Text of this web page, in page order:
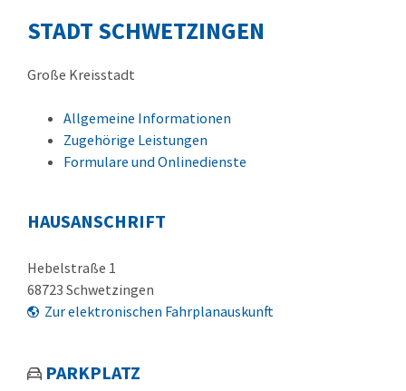
STADT SCHWETZINGEN
Große Kreisstadt
Allgemeine Informationen
Zugehörige Leistungen
Formulare und Onlinedienste
HAUSANSCHRIFT
Hebelstraße 1
68723 Schwetzingen
Zur elektronischen Fahrplanauskunft
PARKPLATZ